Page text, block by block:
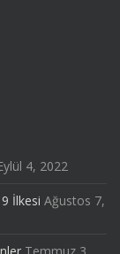
4, 2022
İlkesi Ağustos 7,